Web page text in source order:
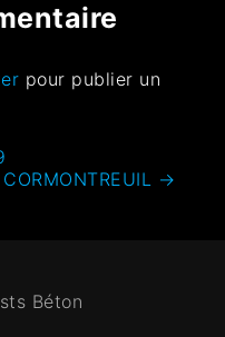
pour publier un
→
Béton